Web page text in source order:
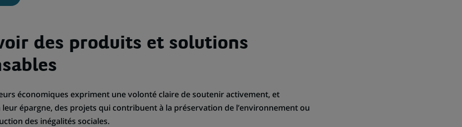
des produits et solutions
économiques expriment une volonté claire de soutenir activement, et
épargne, des projets qui contribuent à la préservation de l’environnement ou
des inégalités sociales.